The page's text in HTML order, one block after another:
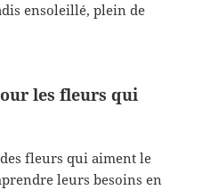
ensoleillé, plein de
les fleurs qui
fleurs qui aiment le
leurs besoins en